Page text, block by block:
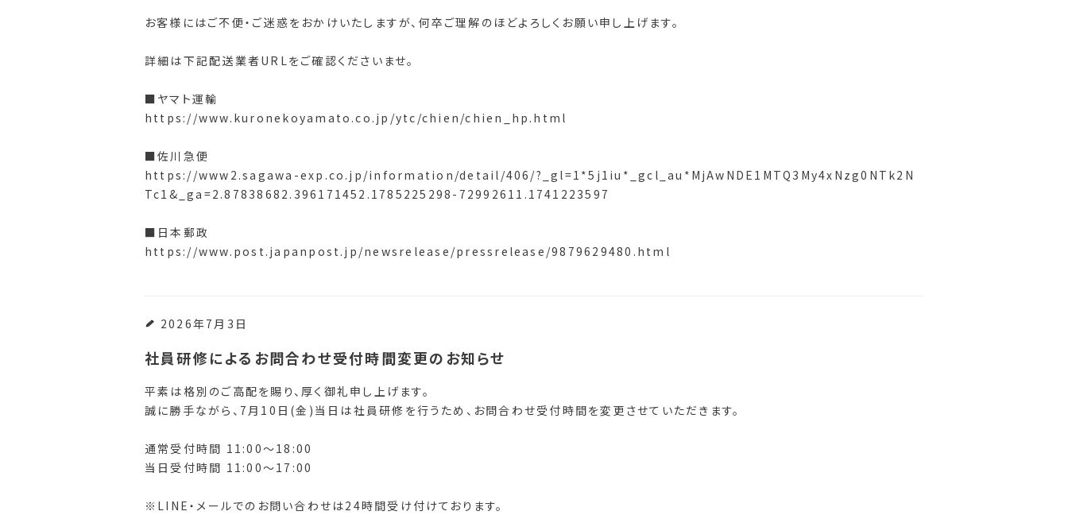
お客様にはご不便・ご迷惑をおかけいたしますが、何卒ご理解のほどよろしくお願い申し上げます。
詳細は下記配送業者URLをご確認くださいませ。
■ヤマト運輸
https://www.kuronekoyamato.co.jp/ytc/chien/chien_hp.html
■佐川急便
https://www2.sagawa-exp.co.jp/information/detail/406/?_gl=1*5j1iu*_gcl_au*MjAwNDE1MTQ3My4xNzg0NTk2N
Tc1&_ga=2.87838682.396171452.1785225298-72992611.1741223597
■日本郵政
https://www.post.japanpost.jp/newsrelease/pressrelease/9879629480.html
2026年7月3日
社員研修によるお問合わせ受付時間変更のお知らせ
平素は格別のご高配を賜り、厚く御礼申し上げます。
誠に勝手ながら、7月10日(金)当日は社員研修を行うため、お問合わせ受付時間を変更させていただきます。
通常受付時間 11:00～18:00
当日受付時間 11:00～17:00
※LINE・メールでのお問い合わせは24時間受け付けております。